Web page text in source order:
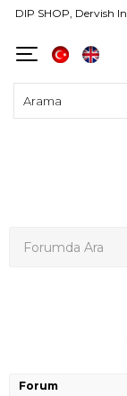
DIP SHOP, Dervish
Forum